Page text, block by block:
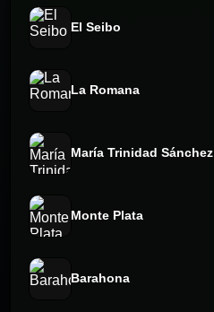
El Seibo
La Romana
María Trinidad Sánchez
Monte Plata
Barahona